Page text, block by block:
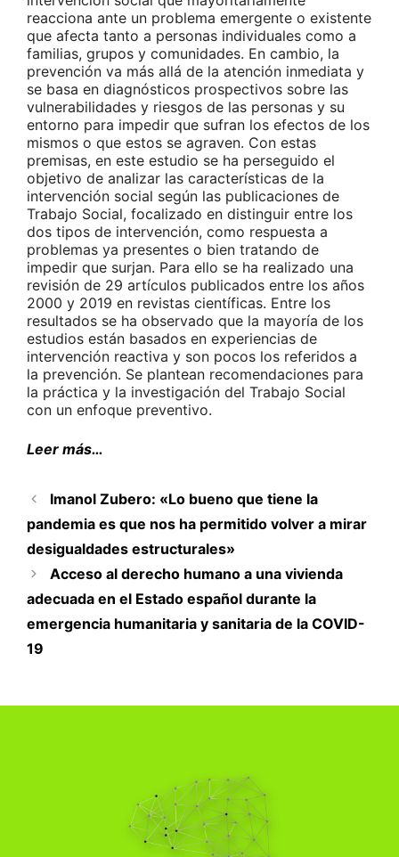
reacciona ante un problema emergente o existente
que afecta tanto a personas individuales como a
familias, grupos y comunidades. En cambio, la
prevención va más allá de la atención inmediata y
se basa en diagnósticos prospectivos sobre las
vulnerabilidades y riesgos de las personas y su
entorno para impedir que sufran los efectos de los
mismos o que estos se agraven. Con estas
premisas, en este estudio se ha perseguido el
objetivo de analizar las características de la
intervención social según las publicaciones de
Trabajo Social, focalizado en distinguir entre los
dos tipos de intervención, como respuesta a
problemas ya presentes o bien tratando de
impedir que surjan. Para ello se ha realizado una
revisión de 29 artículos publicados entre los años
2000 y 2019 en revistas científicas. Entre los
resultados se ha observado que la mayoría de los
estudios están basados en experiencias de
intervención reactiva y son pocos los referidos a
la prevención. Se plantean recomendaciones para
la práctica y la investigación del Trabajo Social
con un enfoque preventivo.
Leer más…
Imanol Zubero: «Lo bueno que tiene la
pandemia es que nos ha permitido volver a mirar
desigualdades estructurales»
Acceso al derecho humano a una vivienda
adecuada en el Estado español durante la
emergencia humanitaria y sanitaria de la COVID-
19